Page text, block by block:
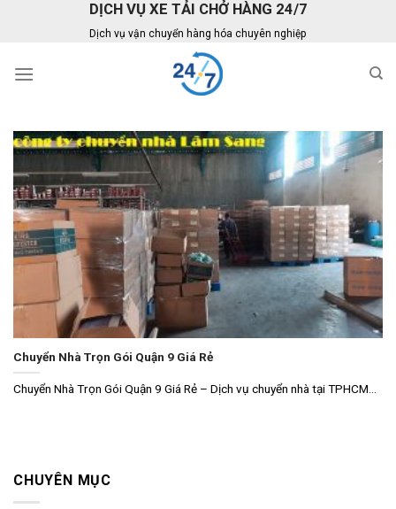
DỊCH VỤ XE TẢI CHỞ HÀNG 24/7
Dịch vụ vận chuyển hàng hóa chuyên nghiệp
Chuyển Nhà Trọn Gói Quận 9 Giá Rẻ
Chuyển Nhà Trọn Gói Quận 9 Giá Rẻ – Dịch vụ chuyển nhà tại TPHCM...
CHUYÊN MỤC